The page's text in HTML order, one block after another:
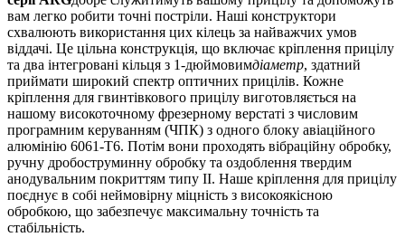
вам легко робити точні постріли. Наші конструктори
схвалюють використання цих кілець за найважчих умов
віддачі. Це цільна конструкція, що включає кріплення прицілу
та два інтегровані кільця з 1-дюймовимдіаметр, здатний
приймати широкий спектр оптичних прицілів. Кожне
кріплення для гвинтівкового прицілу виготовляється на
нашому високоточному фрезерному верстаті з числовим
програмним керуванням (ЧПК) з одного блоку авіаційного
алюмінію 6061-T6. Потім вони проходять вібраційну обробку,
ручну дробоструминну обробку та оздоблення твердим
анодувальним покриттям типу II. Наше кріплення для прицілу
поєднує в собі неймовірну міцність з високоякісною
обробкою, що забезпечує максимальну точність та
стабільність.